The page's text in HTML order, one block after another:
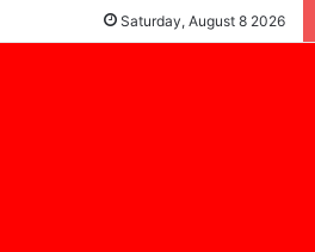
Saturday, August 8 2026